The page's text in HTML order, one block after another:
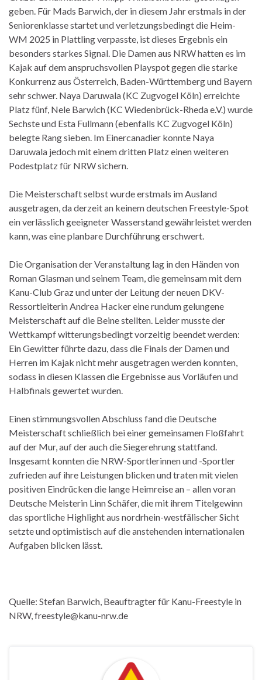
geben. Für Mads Barwich, der in diesem Jahr erstmals in der
Seniorenklasse startet und verletzungsbedingt die Heim-
WM 2025 in Plattling verpasste, ist dieses Ergebnis ein
besonders starkes Signal. Die Damen aus NRW hatten es im
Kajak auf dem anspruchsvollen Playspot gegen die starke
Konkurrenz aus Österreich, Baden-Württemberg und Bayern
sehr schwer. Naya Daruwala (KC Zugvogel Köln) erreichte
Platz fünf, Nele Barwich (KC Wiedenbrück-Rheda e.V.) wurde
Sechste und Esta Fullmann (ebenfalls KC Zugvogel Köln)
belegte Rang sieben. Im Einercanadier konnte Naya
Daruwala jedoch mit einem dritten Platz einen weiteren
Podestplatz für NRW sichern.
Die Meisterschaft selbst wurde erstmals im Ausland
ausgetragen, da derzeit an keinem deutschen Freestyle-Spot
ein verlässlich geeigneter Wasserstand gewährleistet werden
kann, was eine planbare Durchführung erschwert.
Die Organisation der Veranstaltung lag in den Händen von
Roman Glasman und seinem Team, die gemeinsam mit dem
Kanu-Club Graz und unter der Leitung der neuen DKV-
Ressortleiterin Andrea Hacker eine rundum gelungene
Meisterschaft auf die Beine stellten. Leider musste der
Wettkampf witterungsbedingt vorzeitig beendet werden:
Ein Gewitter führte dazu, dass die Finals der Damen und
Herren im Kajak nicht mehr ausgetragen werden konnten,
sodass in diesen Klassen die Ergebnisse aus Vorläufen und
Halbfinals gewertet wurden.
Einen stimmungsvollen Abschluss fand die Deutsche
Meisterschaft schließlich bei einer gemeinsamen Floßfahrt
auf der Mur, auf der auch die Siegerehrung stattfand.
Insgesamt konnten die NRW-Sportlerinnen und -Sportler
zufrieden auf ihre Leistungen blicken und traten mit vielen
positiven Eindrücken die lange Heimreise an – allen voran
Deutsche Meisterin Linn Schäfer, die mit ihrem Titelgewinn
das sportliche Highlight aus nordrhein-westfälischer Sicht
setzte und optimistisch auf die anstehenden internationalen
Aufgaben blicken lässt.
Quelle: Stefan Barwich, Beauftragter für Kanu-Freestyle in
NRW, freestyle@kanu-nrw.de